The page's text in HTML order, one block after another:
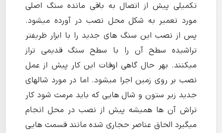
تکمیلی پیش از اتصال به باقی مانده سنگ اصلی
مورد تعمیر به شکل محل نصب در آورده میشود.
پس از نصب این سنگ های جدید را با ابزار ظریفتر
تراشیده سطح آن را با سطح سنگ قدیمی تراز
میکنند. بهر حال گاهی اوقات این کار پیش از عمل
نصب بر روی زمین اجرا میشود. اما در مورد شالهای
جدید زیر ستون و شال هایی که باید مرمت شود کار
تراش آن ها همیشه پیش از نصب در محل انجام
میگیرد الحاق عناصر حجاری شده مانند قسمت هایی